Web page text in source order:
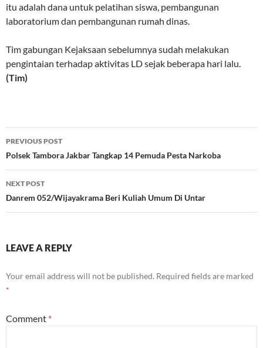
itu adalah dana untuk pelatihan siswa, pembangunan
laboratorium dan pembangunan rumah dinas.
Tim gabungan Kejaksaan sebelumnya sudah melakukan
pengintaian terhadap aktivitas LD sejak beberapa hari lalu.
(Tim)
Post
navigation
PREVIOUS POST
Polsek Tambora Jakbar Tangkap 14 Pemuda Pesta Narkoba
NEXT POST
Danrem 052/Wijayakrama Beri Kuliah Umum Di Untar
LEAVE A REPLY
Your email address will not be published. Required fields are marked
*
Comment *